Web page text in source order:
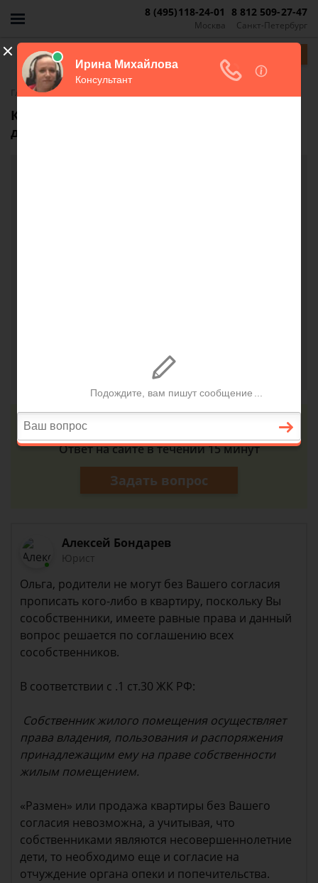
Москва
8 (495)118-24-01
Санкт-Петербург
8 812 509-27-47
Главная-FAQ
Каковы права детей на долю в квартире в
данном случае?
Консультация юриста онлайн
Ответ на сайте в течении 15 минут
Задать вопрос
Алексей Бондарев
Юрист
Ольга, родители не могут без Вашего согласия
прописать кого-либо в квартиру, поскольку Вы
сособственники, имеете равные права и данный
вопрос решается по соглашению всех
сособственников.
В соответствии с .1 ст.30 ЖК РФ:
Собственник жилого помещения осуществляет
права владения, пользования и распоряжения
принадлежащим ему на праве собственности
жилым помещением.
«Размен» или продажа квартиры без Вашего
согласия невозможна, а учитывая, что
собственниками являются несовершеннолетние
дети, то необходимо еще и согласие на
отчуждение органа опеки и попечительства.